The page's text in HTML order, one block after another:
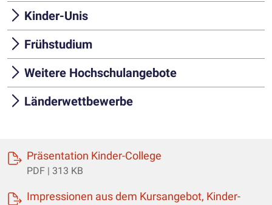
Kinder-Unis
Frühstudium
Weitere Hochschulangebote
Länderwettbewerbe
Präsentation Kinder-College
PDF | 313 KB
Impressionen aus dem Kursangebot, Kinder-